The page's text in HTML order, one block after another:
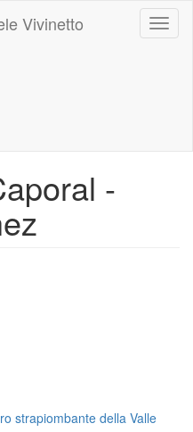
Vivinetto
-
strapiombante della Valle